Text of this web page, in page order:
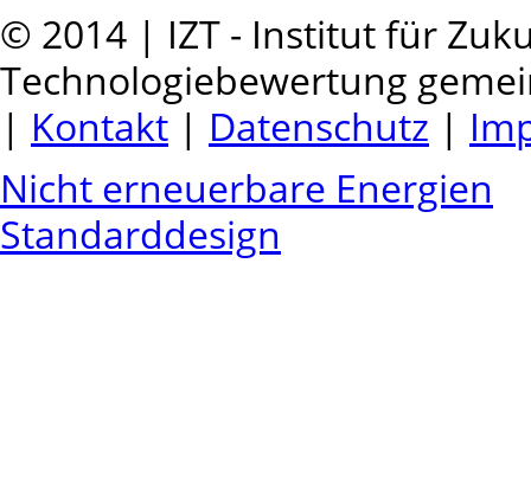
© 2014 | IZT - Institut für
Technologiebewertung
| Kontakt | Datenschutz |
Nicht erneuerbare Energien
Standarddesign